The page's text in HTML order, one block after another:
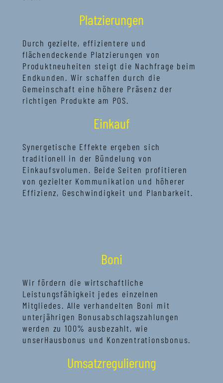
Platzierungen
Durch gezielte, effizientere und
flächendeckende Platzierungen von
Produktneuheiten steigt die Nachfrage beim
Endkunden. Wir schaffen durch die
Gemeinschaft eine höhere Präsenz der
richtigen Produkte am POS.
Einkauf
Synergetische Effekte ergeben sich
traditionell in der Bündelung von
Einkaufsvolumen. Beide Seiten profitieren
von gezielter Kommunikation und höherer
Effizienz, Geschwindigkeit und Planbarkeit.
Boni
Wir fördern die wirtschaftliche
Leistungsfähigkeit jedes einzelnen
Mitgliedes. Alle verhandelten Boni mit
unterjährigen Bonusabschlagszahlungen
werden zu 100% ausbezahlt, wie
unserHausbonus und Konzentrationsbonus.
Umsatzregulierung